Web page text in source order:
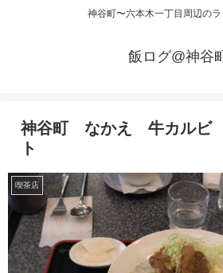
神谷町〜六本木一丁目周辺の
飯ログ@神谷町
神谷町 なかえ 牛カルビ
ト
喫茶店